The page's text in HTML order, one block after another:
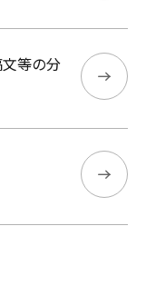
等の分